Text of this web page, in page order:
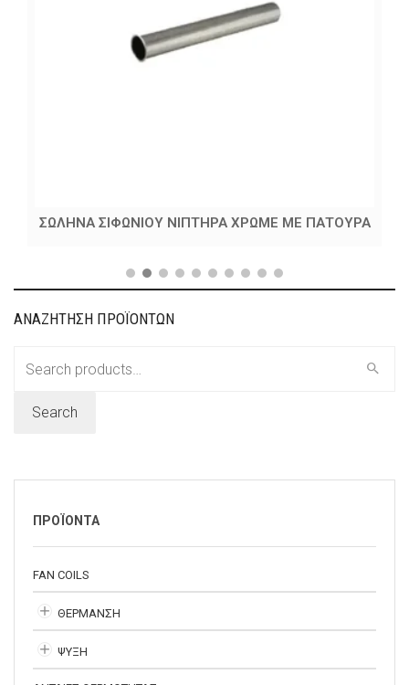
ΣΩΛΗΝΑ ΣΙΦΩΝΙΟΥ ΝΙΠΤΗΡΑ ΧΡΩΜΕ ΜΕ ΠΑΤΟΥΡΑ
ΑΝΑΖΗΤΗΣΗ ΠΡΟΪΟΝΤΩΝ
Search
ΠΡΟΪΟΝΤΑ
FAN COILS
ΘΕΡΜΑΝΣΗ
ΨΥΞΗ